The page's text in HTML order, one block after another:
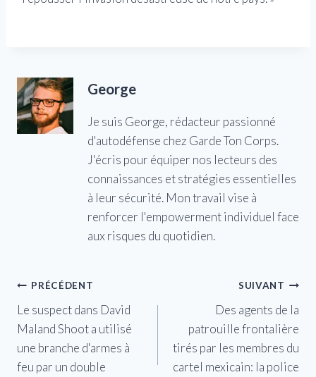
George
Je suis George, rédacteur passionné
d'autodéfense chez Garde Ton Corps.
J'écris pour équiper nos lecteurs des
connaissances et stratégies essentielles
à leur sécurité. Mon travail vise à
renforcer l'empowerment individuel face
aux risques du quotidien.
Navigation
de
l’article
PRÉCÉDENT
Le suspect dans David
Maland Shoot a utilisé
une branche d'armes à
feu par un double
SUIVANT
Des agents de la
patrouille frontalière
tirés par les membres du
cartel mexicain: la police